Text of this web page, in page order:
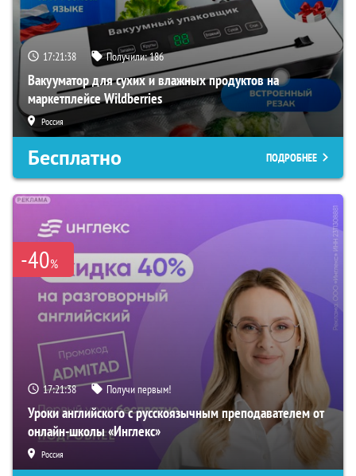
17:21:36 Получили:186
Вакууматор для сухих и влажных продуктов на
маркетплейсе Wildberries
Россия
Бесплатно ПОДРОБНЕЕ
-40%
17:21:36 Получи первым!
Уроки английского с русскоязычным преподавателем от
онлайн-школы «Инглекс»
Россия